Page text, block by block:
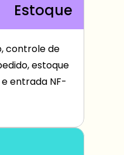
Estoque
controle de
estoque
entrada NF-